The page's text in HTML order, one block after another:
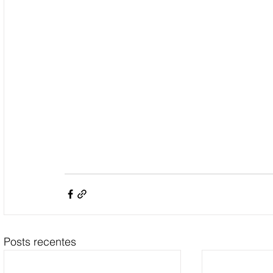
Posts recentes